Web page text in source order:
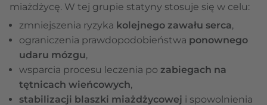
miażdżycę. W tej grupie statyny stosuje się w celu:
zmniejszenia ryzyka kolejnego zawału serca,
ograniczenia prawdopodobieństwa ponownego
udaru mózgu,
wsparcia procesu leczenia po zabiegach na
tętnicach wieńcowych,
stabilizacji blaszki miażdżycowej i spowolnienia